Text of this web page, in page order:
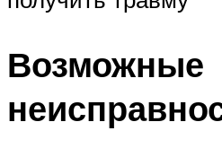
Возможные